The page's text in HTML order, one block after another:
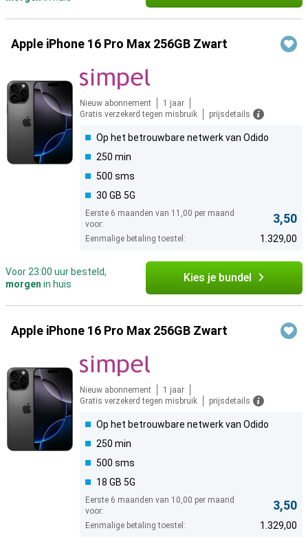
Apple iPhone 16 Pro Max 256GB Zwart
Nieuw abonnement
1 jaar
Gratis verzekerd tegen misbruik
prijsdetails
Op het betrouwbare netwerk van Odido
250 min
500 sms
30 GB 5G
Eerste 6 maanden van 11,00 per maand
voor:
3,50
Eenmalige betaling toestel: 1.329,00
Voor 23:00 uur besteld,
morgen in huis Kies je bundel
Apple iPhone 16 Pro Max 256GB Zwart
Nieuw abonnement
1 jaar
Gratis verzekerd tegen misbruik
prijsdetails
Op het betrouwbare netwerk van Odido
250 min
500 sms
18 GB 5G
Eerste 6 maanden van 10,00 per maand
voor:
3,50
Eenmalige betaling toestel: 1.329,00